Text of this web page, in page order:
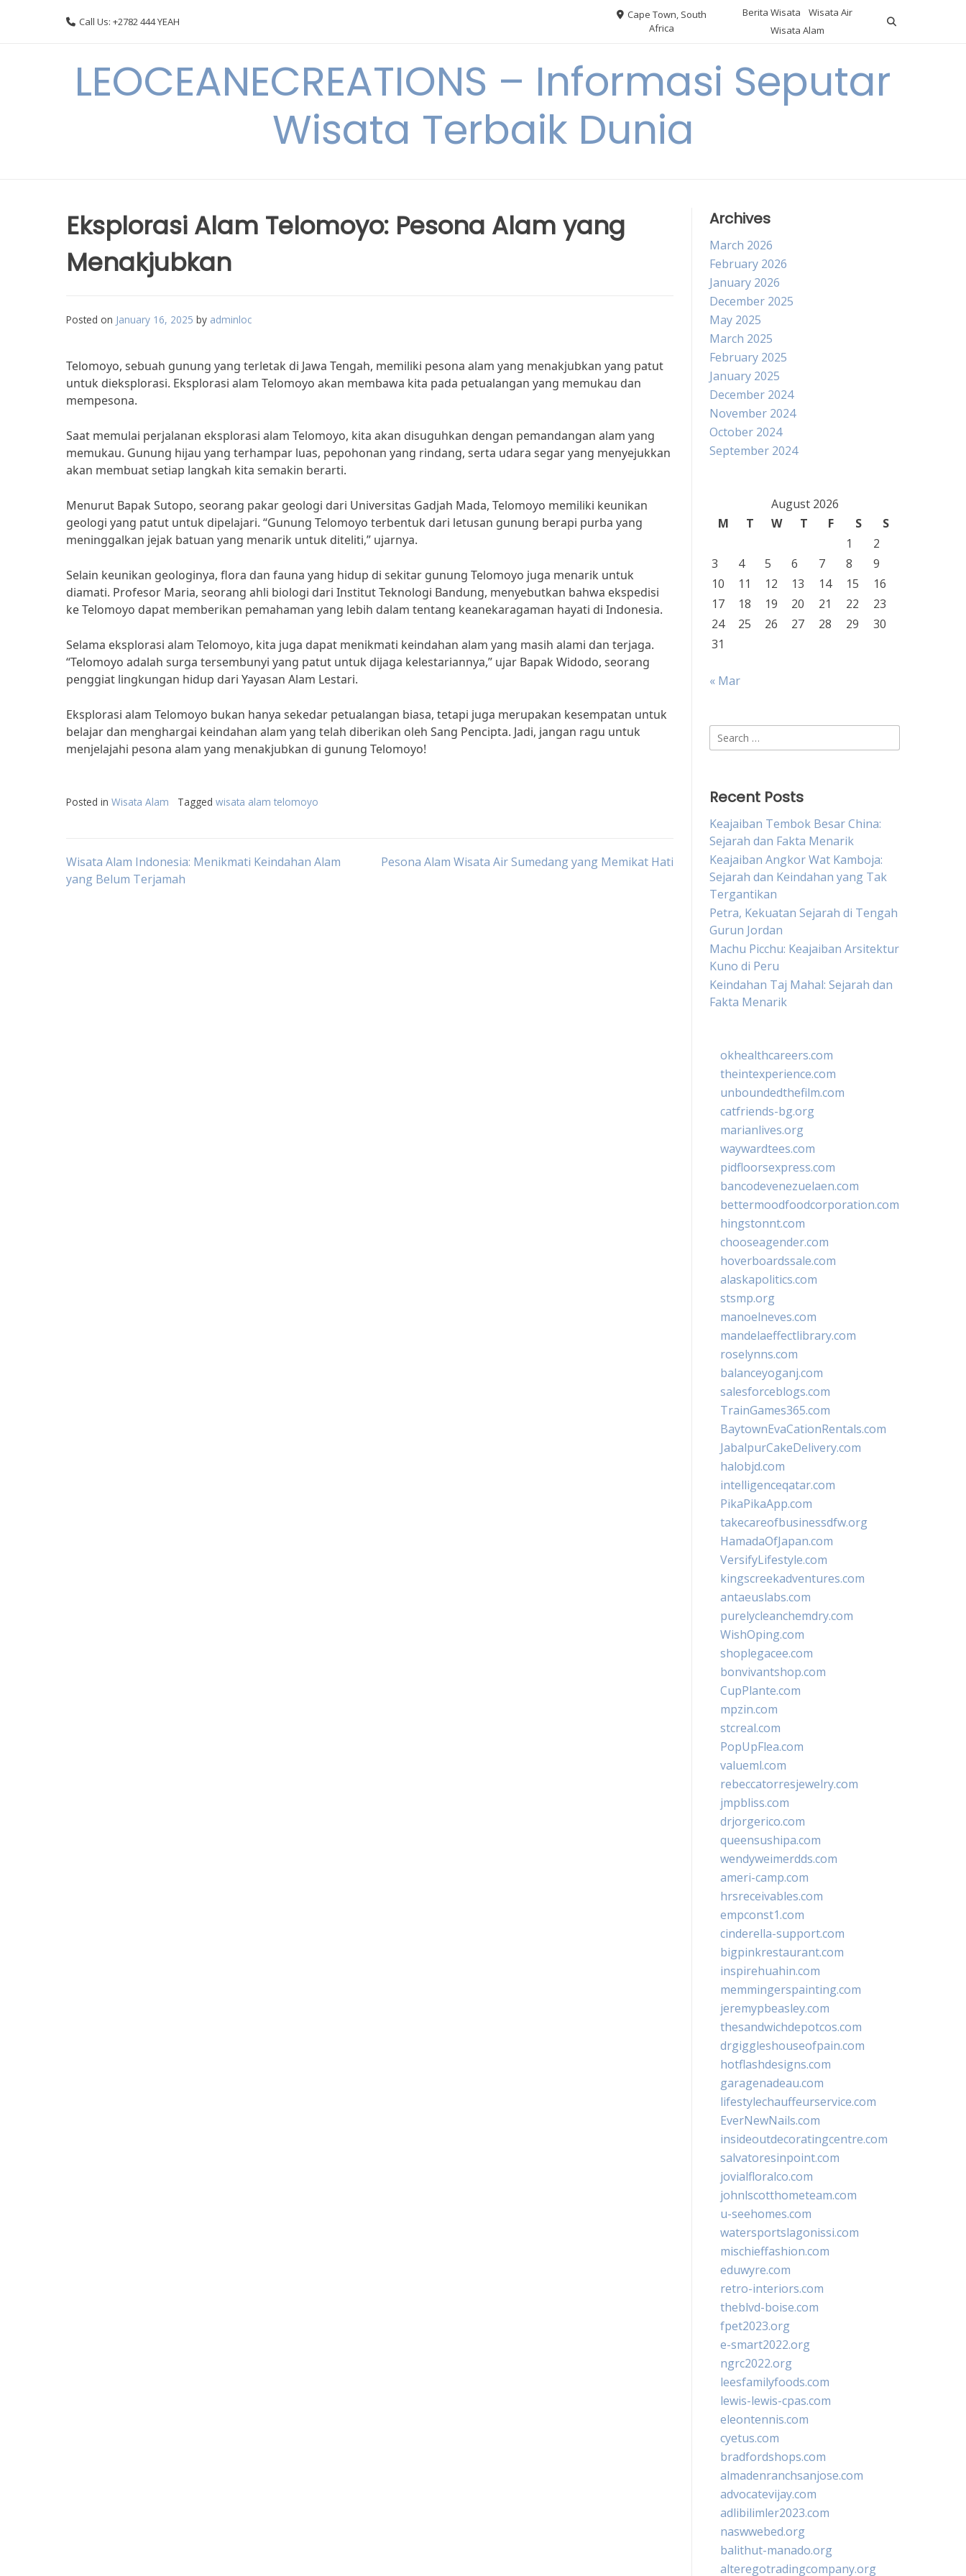
Call Us: +2782 444 YEAH
Cape Town, South
Africa
Berita Wisata
Wisata Air
Wisata Alam
LEOCEANECREATIONS – Informasi Seputar
Wisata Terbaik Dunia
Eksplorasi Alam Telomoyo: Pesona Alam yang
Menakjubkan
Posted on January 16, 2025 by adminloc
Telomoyo, sebuah gunung yang terletak di Jawa Tengah, memiliki pesona alam yang menakjubkan yang patut
untuk dieksplorasi. Eksplorasi alam Telomoyo akan membawa kita pada petualangan yang memukau dan
mempesona.
Saat memulai perjalanan eksplorasi alam Telomoyo, kita akan disuguhkan dengan pemandangan alam yang
memukau. Gunung hijau yang terhampar luas, pepohonan yang rindang, serta udara segar yang menyejukkan
akan membuat setiap langkah kita semakin berarti.
Menurut Bapak Sutopo, seorang pakar geologi dari Universitas Gadjah Mada, Telomoyo memiliki keunikan
geologi yang patut untuk dipelajari. “Gunung Telomoyo terbentuk dari letusan gunung berapi purba yang
meninggalkan jejak batuan yang menarik untuk diteliti,” ujarnya.
Selain keunikan geologinya, flora dan fauna yang hidup di sekitar gunung Telomoyo juga menarik untuk
diamati. Profesor Maria, seorang ahli biologi dari Institut Teknologi Bandung, menyebutkan bahwa ekspedisi
ke Telomoyo dapat memberikan pemahaman yang lebih dalam tentang keanekaragaman hayati di Indonesia.
Selama eksplorasi alam Telomoyo, kita juga dapat menikmati keindahan alam yang masih alami dan terjaga.
“Telomoyo adalah surga tersembunyi yang patut untuk dijaga kelestariannya,” ujar Bapak Widodo, seorang
penggiat lingkungan hidup dari Yayasan Alam Lestari.
Eksplorasi alam Telomoyo bukan hanya sekedar petualangan biasa, tetapi juga merupakan kesempatan untuk
belajar dan menghargai keindahan alam yang telah diberikan oleh Sang Pencipta. Jadi, jangan ragu untuk
menjelajahi pesona alam yang menakjubkan di gunung Telomoyo!
Posted in Wisata Alam Tagged wisata alam telomoyo
Post
Wisata Alam Indonesia: Menikmati Keindahan Alam
yang Belum Terjamah
Pesona Alam Wisata Air Sumedang yang Memikat Hati
Archives
March 2026
February 2026
January 2026
December 2025
May 2025
March 2025
February 2025
January 2025
December 2024
November 2024
October 2024
September 2024
August 2026
M
T W T F S
S
1
2
3
4 5 6 7 8
9
10
11 12 13 14 15
16
17
18 19 20 21 22
23
24
25 26 27 28 29
30
31
« Mar
Search
for:
Recent Posts
Keajaiban Tembok Besar China:
Sejarah dan Fakta Menarik
Keajaiban Angkor Wat Kamboja:
Sejarah dan Keindahan yang Tak
Tergantikan
Petra, Kekuatan Sejarah di Tengah
Gurun Jordan
Machu Picchu: Keajaiban Arsitektur
Kuno di Peru
Keindahan Taj Mahal: Sejarah dan
Fakta Menarik
okhealthcareers.com
theintexperience.com
unboundedthefilm.com
catfriends-bg.org
marianlives.org
waywardtees.com
pidfloorsexpress.com
bancodevenezuelaen.com
bettermoodfoodcorporation.com
hingstonnt.com
chooseagender.com
hoverboardssale.com
alaskapolitics.com
stsmp.org
manoelneves.com
mandelaeffectlibrary.com
roselynns.com
balanceyoganj.com
salesforceblogs.com
TrainGames365.com
BaytownEvaCationRentals.com
JabalpurCakeDelivery.com
halobjd.com
intelligenceqatar.com
PikaPikaApp.com
takecareofbusinessdfw.org
HamadaOfJapan.com
VersifyLifestyle.com
kingscreekadventures.com
antaeuslabs.com
purelycleanchemdry.com
WishOping.com
shoplegacee.com
bonvivantshop.com
CupPlante.com
mpzin.com
stcreal.com
PopUpFlea.com
valueml.com
rebeccatorresjewelry.com
jmpbliss.com
drjorgerico.com
queensushipa.com
wendyweimerdds.com
ameri-camp.com
hrsreceivables.com
empconst1.com
cinderella-support.com
bigpinkrestaurant.com
inspirehuahin.com
memmingerspainting.com
jeremypbeasley.com
thesandwichdepotcos.com
drgiggleshouseofpain.com
hotflashdesigns.com
garagenadeau.com
lifestylechauffeurservice.com
EverNewNails.com
insideoutdecoratingcentre.com
salvatoresinpoint.com
jovialfloralco.com
johnlscotthometeam.com
u-seehomes.com
watersportslagonissi.com
mischieffashion.com
eduwyre.com
retro-interiors.com
theblvd-boise.com
fpet2023.org
e-smart2022.org
ngrc2022.org
leesfamilyfoods.com
lewis-lewis-cpas.com
eleontennis.com
cyetus.com
bradfordshops.com
almadenranchsanjose.com
advocatevijay.com
adlibilimler2023.com
naswwebed.org
balithut-manado.org
alteregotradingcompany.org